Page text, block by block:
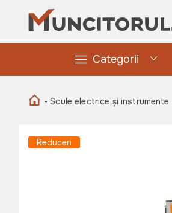
Categorii
- Scule electrice și instrumente
Reduceri